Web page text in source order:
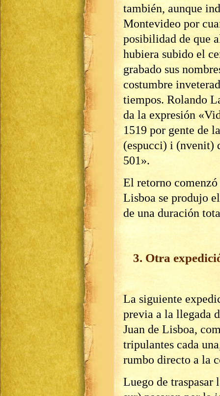
también, aunque
Montevideo por
posibilidad de que
hubiera subido el
grabado sus
costumbre
tiempos. Rolando
da la expresión
1519 por gente de
(espucci) i (nvenit)
501».
El retorno
Lisboa se produjo
de una duración
3. Otra
La siguiente
previa a la llegada
Juan de Lisboa,
tripulantes cada
rumbo directo a la
Luego de traspasar